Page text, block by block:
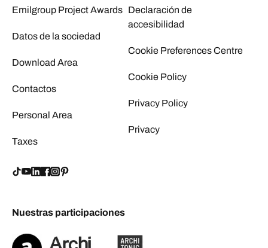
Emilgroup Project Awards
Datos de la sociedad
Download Area
Contactos
Personal Area
Taxes
Declaración de
accesibilidad
Cookie Preferences Centre
Cookie Policy
Privacy Policy
Privacy
Nuestras participaciones